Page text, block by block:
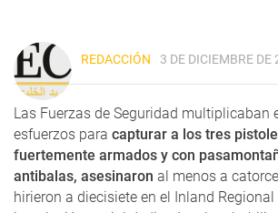
REDACCIÓN 3 DE DICIEMBRE DE
Las Fuerzas de Seguridad multiplicaban
esfuerzos para capturar a los tres
fuertemente armados y con
antibalas, asesinaron al menos a
hirieron a diecisiete en el Inland Regional